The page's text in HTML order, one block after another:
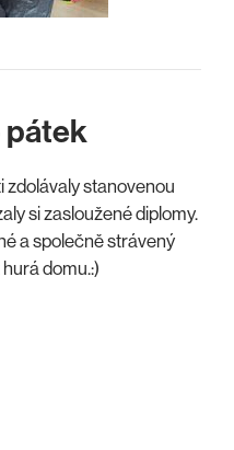
pátek
zdolávaly stanovenou
si zasloužené diplomy.
a společně strávený
domu.:)